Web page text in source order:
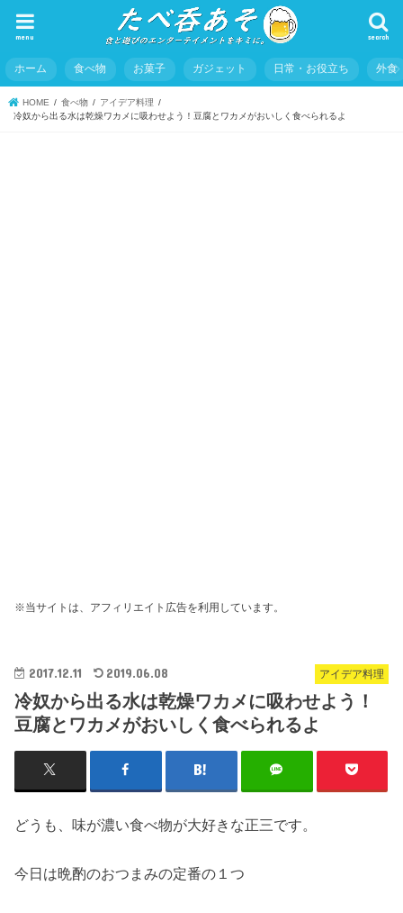
search
menu
ホーム 食べ物 お菓子 ガジェット 日常・お役立ち 外食
HOME 食べ物
アイデア料理
冷奴から出る水は乾燥ワカメに吸わせよう！豆腐とワカメがおいしく食べられるよ
※当サイトは、アフィリエイト広告を利用しています。
アイデア料理
2017.12.11 2019.06.08
冷奴から出る水は乾燥ワカメに吸わせよう！
豆腐とワカメがおいしく食べられるよ
どうも、味が濃い食べ物が大好きな正三です。
今日は晩酌のおつまみの定番の１つ